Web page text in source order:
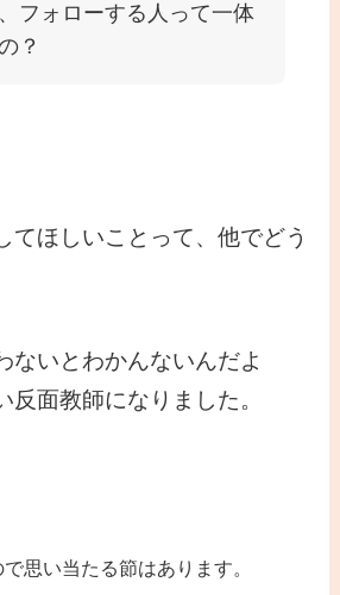
フォローする人って一体
？
てほしいことって、他でどう
ないとわかんないんだよ
反面教師になりました。
思い当たる節はあります。